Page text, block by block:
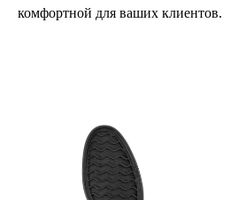
комфортной для ваших клиентов.